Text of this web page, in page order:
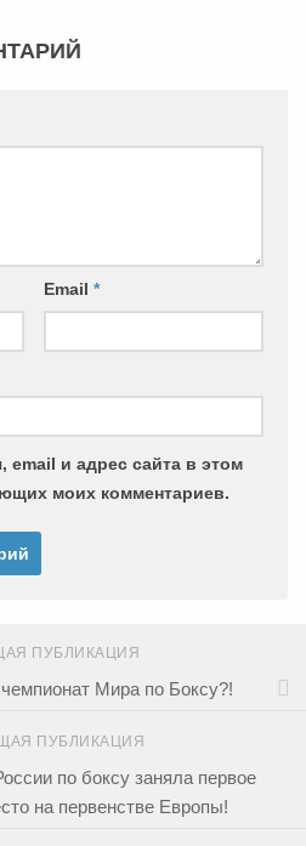
Email *
email и адрес сайта в этом
моих комментариев.
ПУБЛИКАЦИЯ
Мира по Боксу?!
ПУБЛИКАЦИЯ
по боксу заняла первое
на первенстве Европы!